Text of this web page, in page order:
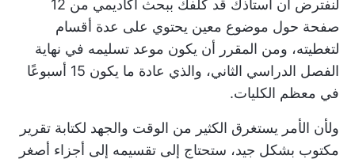
لنفترض أن أستاذك قد كلفك ببحث أكاديمي من 12
صفحة حول موضوع معين يحتوي على عدة أقسام
لتغطيته، ومن المقرر أن يكون موعد تسليمه في نهاية
الفصل الدراسي الثاني، والذي عادة ما يكون 15 أسبوعًا
في معظم الكليات.
ولأن الأمر يستغرق الكثير من الوقت والجهد لكتابة تقرير
مكتوب بشكل جيد، ستحتاج إلى تقسيمه إلى أجزاء أصغر